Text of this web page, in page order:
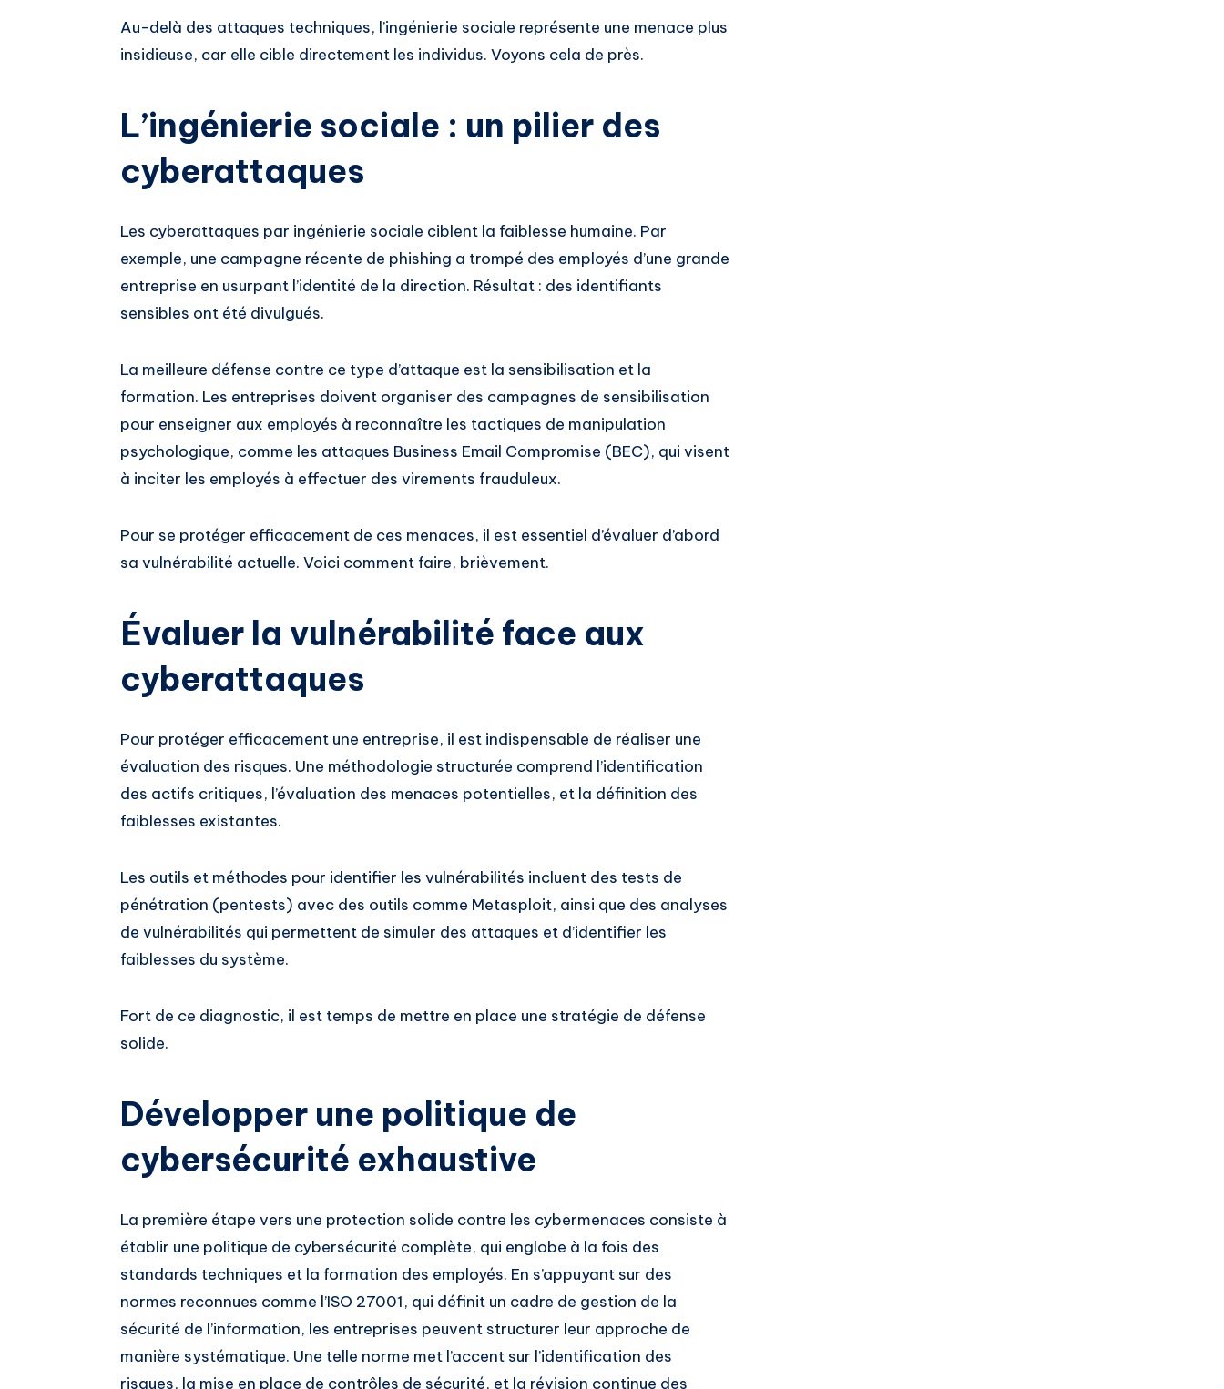
Au-delà des attaques techniques, l’ingénierie sociale représente une menace plus
insidieuse, car elle cible directement les individus. Voyons cela de près.
L’ingénierie sociale : un pilier des
cyberattaques
Les cyberattaques par ingénierie sociale ciblent la faiblesse humaine. Par
exemple, une campagne récente de phishing a trompé des employés d’une grande
entreprise en usurpant l’identité de la direction. Résultat : des identifiants
sensibles ont été divulgués.
La meilleure défense contre ce type d’attaque est la sensibilisation et la
formation. Les entreprises doivent organiser des campagnes de sensibilisation
pour enseigner aux employés à reconnaître les tactiques de manipulation
psychologique, comme les attaques Business Email Compromise (BEC), qui visent
à inciter les employés à effectuer des virements frauduleux.
Pour se protéger efficacement de ces menaces, il est essentiel d’évaluer d’abord
sa vulnérabilité actuelle. Voici comment faire, brièvement.
Évaluer la vulnérabilité face aux
cyberattaques
Pour protéger efficacement une entreprise, il est indispensable de réaliser une
évaluation des risques. Une méthodologie structurée comprend l’identification
des actifs critiques, l’évaluation des menaces potentielles, et la définition des
faiblesses existantes.
Les outils et méthodes pour identifier les vulnérabilités incluent des tests de
pénétration (pentests) avec des outils comme Metasploit, ainsi que des analyses
de vulnérabilités qui permettent de simuler des attaques et d’identifier les
faiblesses du système.
Fort de ce diagnostic, il est temps de mettre en place une stratégie de défense
solide.
Développer une politique de
cybersécurité exhaustive
La première étape vers une protection solide contre les cybermenaces consiste à
établir une politique de cybersécurité complète, qui englobe à la fois des
standards techniques et la formation des employés. En s’appuyant sur des
normes reconnues comme l’ISO 27001, qui définit un cadre de gestion de la
sécurité de l’information, les entreprises peuvent structurer leur approche de
manière systématique. Une telle norme met l’accent sur l’identification des
risques, la mise en place de contrôles de sécurité, et la révision continue des